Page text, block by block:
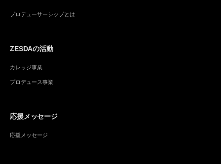
プロデューサーシップとは
ZESDAの活動
カレッジ事業
プロデュース事業
応援メッセージ
応援メッセージ